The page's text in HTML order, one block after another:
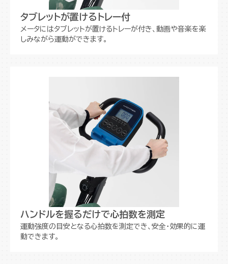
タブレットが置けるトレー付
メータにはタブレットが置けるトレーが付き、動画や音楽を楽
しみながら運動ができます。
ハンドルを握るだけで心拍数を測定
運動強度の目安となる心拍数を測定でき、安全・効果的に運
動できます。